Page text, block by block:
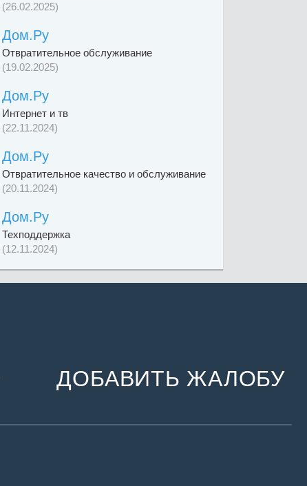
(26.02.2025)
Дом.Ру
Отвратительное обслуживание
(19.02.2025)
Дом.Ру
Интернет и тв
(22.11.2024)
Дом.Ру
Отвратительное качество и обслуживание
(20.11.2024)
Дом.Ру
Техподдержка
(12.11.2024)
ДОБАВИТЬ ЖАЛОБУ